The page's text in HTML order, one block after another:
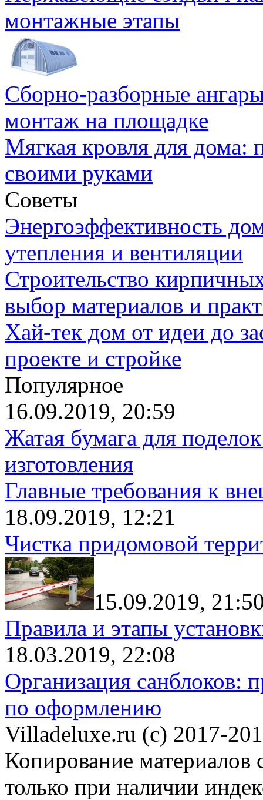
монтажные этапы
Сборно-разборные
монтаж на площадке
Мягкая кровля для
своими руками
Советы
Энергоэффективность
утепления и вентиляции
Строительство
выбор материалов и
Хай-тек дом от идеи до
проекте и стройке
Популярное
16.09.2019, 20:59
Жатая бумага для
изготовления
Главные требования к
18.09.2019, 12:21
Чистка придомовой
15.09.2019,
Правила и этапы
18.03.2019, 22:08
Организация санблоков:
по оформлению
Villadeluxe.ru (c) 2017-
Копирование материалов
только при наличии